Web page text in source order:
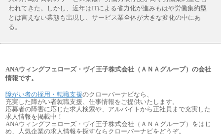
われてきた。しかし、近年はITによる省力化が進みもはや労働集約型
とは言えない業態も出現し、サービス業全体が大きな変化の中にあ
る。
ANAウィングフェローズ・ヴイ王子株式会社（ＡＮＡグループ）の会社
情報です。
障がい者の採用・転職支援のクローバーナビなら、
充実した障がい者就職支援、仕事情報をご提供いたします。
応募者の障害に応じた求人検索や、アルバイトから正社員まで充実した
求人情報を掲載中！
ANAウィングフェローズ・ヴイ王子株式会社（ＡＮＡグループ）をはじ
め、人気企業の求人情報を探すならクローバーナビをどうぞ。